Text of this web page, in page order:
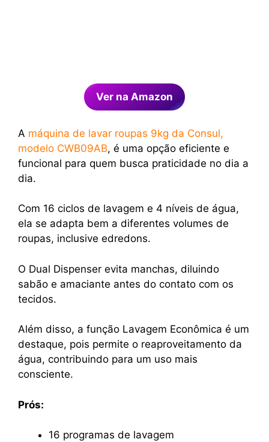
Ver na Amazon
A máquina de lavar roupas 9kg da Consul,
modelo CWB09AB, é uma opção eficiente e
funcional para quem busca praticidade no dia a
dia.
Com 16 ciclos de lavagem e 4 níveis de água,
ela se adapta bem a diferentes volumes de
roupas, inclusive edredons.
O Dual Dispenser evita manchas, diluindo
sabão e amaciante antes do contato com os
tecidos.
Além disso, a função Lavagem Econômica é um
destaque, pois permite o reaproveitamento da
água, contribuindo para um uso mais
consciente.
Prós:
16 programas de lavagem